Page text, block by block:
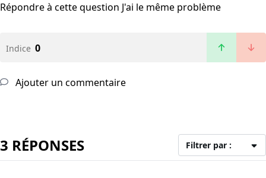
Répondre à cette question J'ai le même problème
Indice 0
Ajouter un commentaire
3 RÉPONSES Filtrer par :